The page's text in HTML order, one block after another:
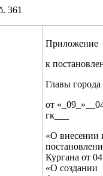
361
Приложение
к
Главы города
от
гк___
«О внесении
Кургана от
«О создании